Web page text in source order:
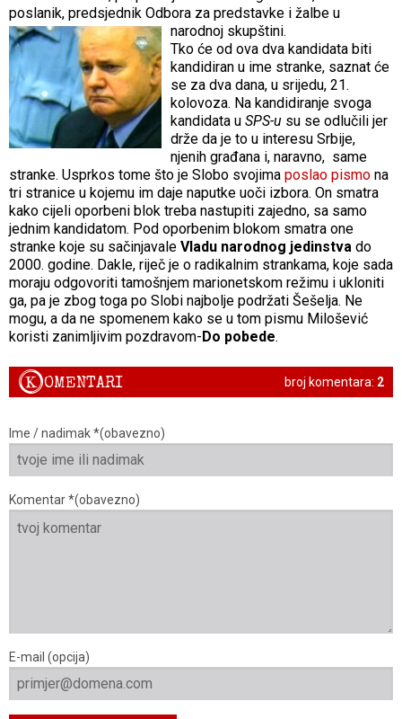
poslanik, predsjednik Odbora za predstavke i žalbe u
narodnoj skupštini.
Tko će od ova dva kandidata biti
kandidiran u ime stranke, saznat će
se za dva dana, u srijedu, 21.
kolovoza. Na kandidiranje svoga
kandidata u SPS-u su se odlučili jer
drže da je to u interesu Srbije,
njenih građana i, naravno, same
stranke. Usprkos tome što je Slobo svojima poslao pismo na
tri stranice u kojemu im daje naputke uoči izbora. On smatra
kako cijeli oporbeni blok treba nastupiti zajedno, sa samo
jednim kandidatom. Pod oporbenim blokom smatra one
stranke koje su sačinjavale Vladu narodnog jedinstva do
2000. godine. Dakle, riječ je o radikalnim strankama, koje sada
moraju odgovoriti tamošnjem marionetskom režimu i ukloniti
ga, pa je zbog toga po Slobi najbolje podržati Šešelja. Ne
mogu, a da ne spomenem kako se u tom pismu Milošević
koristi zanimljivim pozdravom-Do pobede.
broj komentara: 2
KOMENTARI
Ime / nadimak *(obavezno)
Komentar *(obavezno)
E-mail (opcija)